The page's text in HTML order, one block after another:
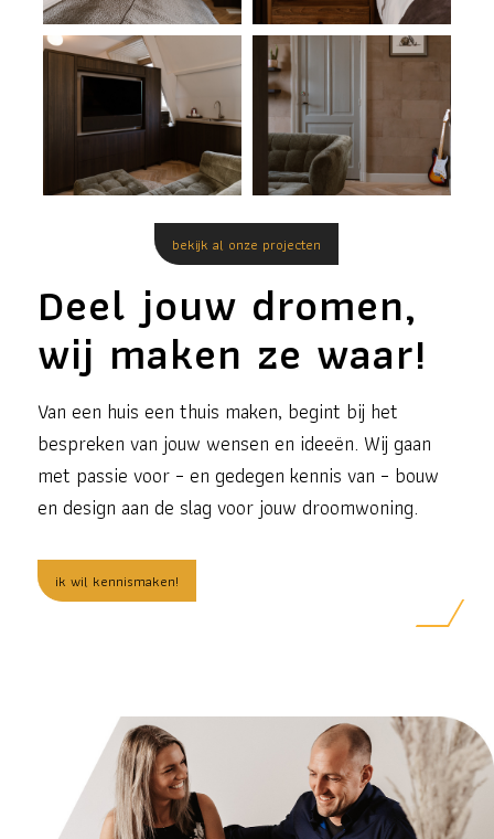
bekijk al onze projecten
Deel jouw dromen,
wij maken ze waar!
Van een huis een thuis maken, begint bij het
bespreken van jouw wensen en ideeën. Wij gaan
met passie voor – en gedegen kennis van – bouw
en design aan de slag voor jouw droomwoning.
ik wil kennismaken!